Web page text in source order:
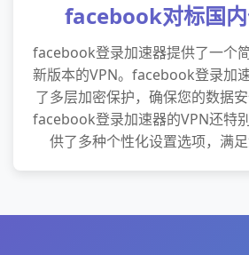
facebook对标国
facebook登录加速器提供了一个
新版本的VPN。facebook登录加
了多层加密保护，确保您的数据安
facebook登录加速器的VPN还特
供了多种个性化设置选项，满足